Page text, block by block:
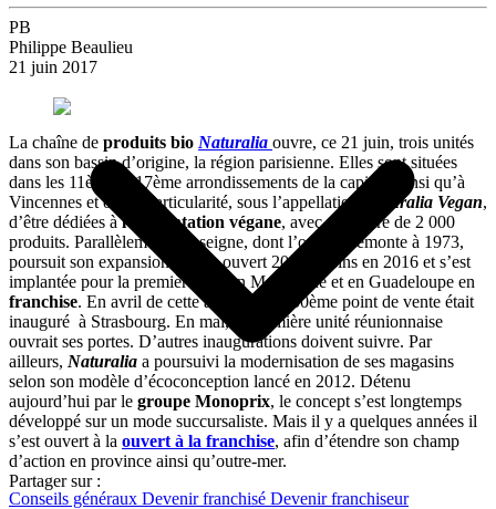
Conseils généraux Devenir franchisé Devenir franchiseur
PB
Philippe Beaulieu
21 juin 2017
La chaîne de produits bio Naturalia ouvre, ce 21 juin, trois unités
dans son bassin d’origine, la région parisienne. Elles sont situées
dans les 11ème et 17ème arrondissements de la capitale ainsi qu’à
Vincennes et ont la particularité, sous l’appellation
Naturalia Vegan,
d’être dédiées àl’alimentation végane, avec une offre de 2 000
produits. Parallèlement l’enseigne, dont l’origine remonte à 1973,
poursuit son expansion. Elle a ouvert 20 magasins en 2016 et s’est
implantée pour la première fois en Martinique et en Guadeloupe en
franchise. En avril de cette année, son 150ème point de vente était
inauguré à Strasbourg. En mai, la première unité réunionnaise
ouvrait ses portes. D’autres inaugurations doivent suivre. Par
ailleurs, Naturalia a poursuivi la modernisation de ses magasins
selon son modèle d’écoconception lancé en 2012. Détenu
aujourd’hui par le groupe Monoprix, le concept s’est longtemps
développé sur un mode succursaliste. Mais il y a quelques années il
s’est ouvert à la ouvert à la franchise, afin d’étendre son champ
d’action en province ainsi qu’outre-mer.
Partager sur :